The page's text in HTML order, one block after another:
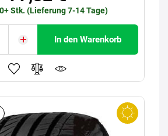
Stk. (Lieferung 7-14 Tage)
In den Warenkorb